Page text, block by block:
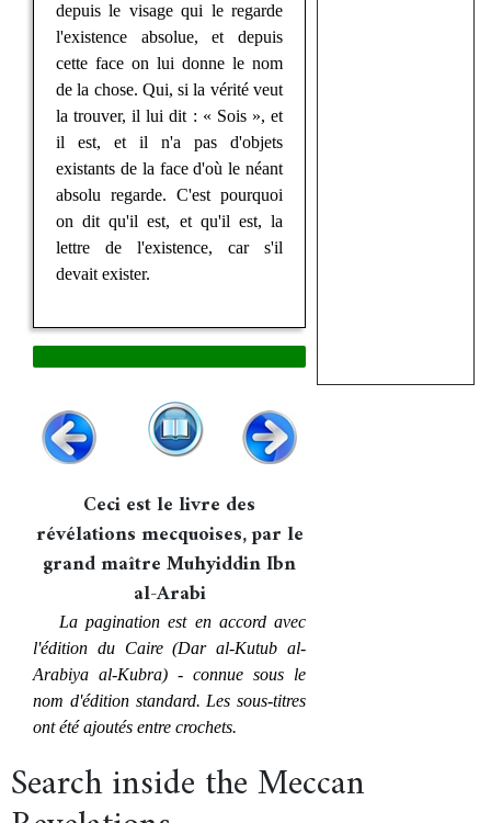
depuis le visage qui le regarde
l'existence absolue, et depuis
cette face on lui donne le nom
de la chose. Qui, si la vérité veut
la trouver, il lui dit : « Sois », et
il est, et il n'a pas d'objets
existants de la face d'où le néant
absolu regarde. C'est pourquoi
on dit qu'il est, et qu'il est, la
lettre de l'existence, car s'il
devait exister.
Ceci est le livre des
révélations mecquoises, par le
grand maître Muhyiddin Ibn
al-Arabi
La pagination est en accord avec
l'édition du Caire (Dar al-Kutub al-
Arabiya al-Kubra) - connue sous le
nom d'édition standard. Les sous-titres
ont été ajoutés entre crochets.
Search inside the Meccan